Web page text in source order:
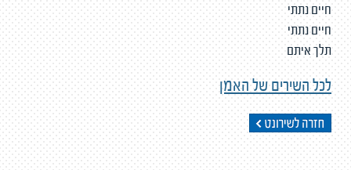
חיים נתתי
חיים נתתי
תלך איתם
לכל השירים של האמן